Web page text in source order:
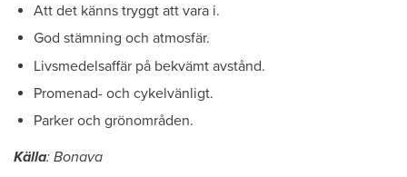
Att det känns tryggt att vara i.
God stämning och atmosfär.
Livsmedelsaffär på bekvämt avstånd.
Promenad- och cykelvänligt.
Parker och grönområden.
Källa: Bonava